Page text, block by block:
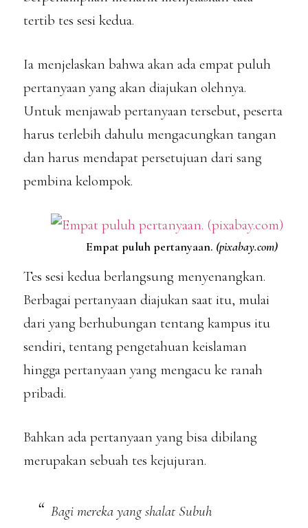
tertib tes sesi kedua.
Ia menjelaskan bahwa akan ada empat puluh
pertanyaan yang akan diajukan olehnya.
Untuk menjawab pertanyaan tersebut, peserta
harus terlebih dahulu mengacungkan tangan
dan harus mendapat persetujuan dari sang
pembina kelompok.
Empat puluh pertanyaan. (pixabay.com)
Tes sesi kedua berlangsung menyenangkan.
Berbagai pertanyaan diajukan saat itu, mulai
dari yang berhubungan tentang kampus itu
sendiri, tentang pengetahuan keislaman
hingga pertanyaan yang mengacu ke ranah
pribadi.
Bahkan ada pertanyaan yang bisa dibilang
merupakan sebuah tes kejujuran.
Bagi mereka yang shalat Subuh